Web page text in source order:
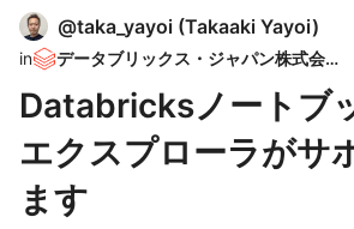
@taka_yayoi (Takaaki Yayoi)
in データブリックス・ジャパン株式会社
Databricksノートブ
エクスプローラがサ
ます